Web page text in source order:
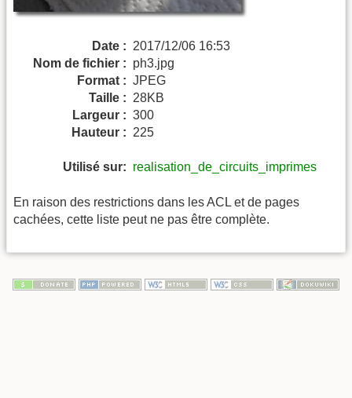
Date : 2017/12/06 16:53
Nom de fichier : ph3.jpg
Format : JPEG
Taille : 28KB
Largeur : 300
Hauteur : 225
Utilisé sur: realisation_de_circuits_imprimes
En raison des restrictions dans les ACL et de pages
cachées, cette liste peut ne pas être complète.